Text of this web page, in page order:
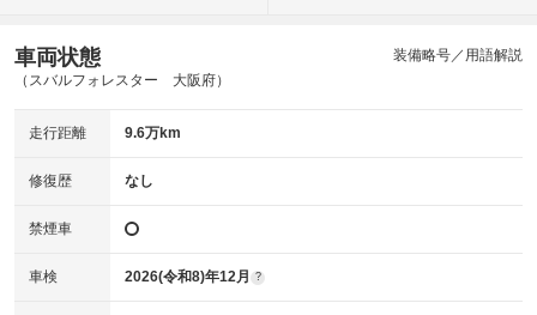
車両状態
（スバルフォレスター 大阪府）
装備略号／用語解説
走行距離 9.6万km
修復歴 なし
禁煙車
車検 2026(令和8)年12月 ?